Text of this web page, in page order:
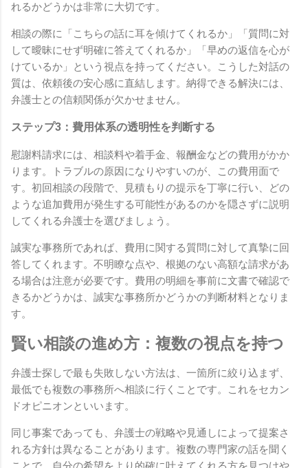
れるかどうかは非常に大切です。
相談の際に「こちらの話に耳を傾けてくれるか」「質問に対
して曖昧にせず明確に答えてくれるか」「早めの返信を心が
けているか」という視点を持ってください。こうした対話の
質は、依頼後の安心感に直結します。納得できる解決には、
弁護士との信頼関係が欠かせません。
ステップ3：費用体系の透明性を判断する
慰謝料請求には、相談料や着手金、報酬金などの費用がかか
ります。トラブルの原因になりやすいのが、この費用面で
す。初回相談の段階で、見積もりの提示を丁寧に行い、どの
ような追加費用が発生する可能性があるのかを隠さずに説明
してくれる弁護士を選びましょう。
誠実な事務所であれば、費用に関する質問に対して真摯に回
答してくれます。不明瞭な点や、根拠のない高額な請求があ
る場合は注意が必要です。費用の明細を事前に文書で確認で
きるかどうかは、誠実な事務所かどうかの判断材料となりま
す。
賢い相談の進め方：複数の視点を持つ
弁護士探しで最も失敗しない方法は、一箇所に絞り込まず、
最低でも複数の事務所へ相談に行くことです。これをセカン
ドオピニオンといいます。
同じ事案であっても、弁護士の戦略や見通しによって提案さ
れる方針は異なることがあります。複数の専門家の話を聞く